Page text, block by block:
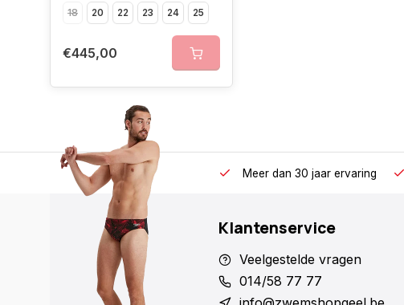
18
20 22 23 24 25
€445,00
Meer dan 30 jaar ervaring
Klantenservice
Veelgestelde vragen
014/58 77 77